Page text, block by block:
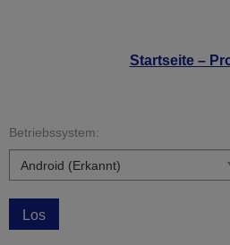
Startseite –
Betriebssystem:
Los